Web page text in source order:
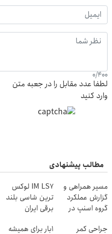
0/400
لطفا عدد مقابل را در جعبه متن
وارد کنید
مطالب پیشنهادی
مسیر همراهی و
گزارش عملکرد
گروه اسنپ در
IM LS7 لوکس
ترین شاسی بلند
برقی ایران
جراحی کمر 1بار برای همیشه